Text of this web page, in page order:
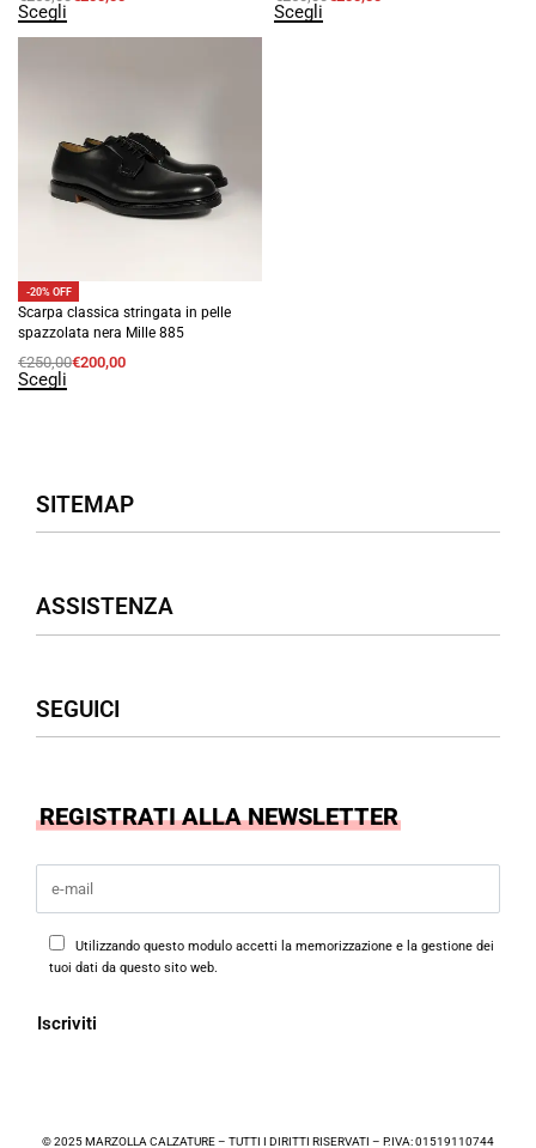
Scegli Scegli
-20% OFF
Scarpa classica stringata in pelle
spazzolata nera Mille 885
€250,00€200,00
Scegli
SITEMAP
Donna
Borse
ASSISTENZA
Termini & Condizioni
SEGUICI
Instagram
REGISTRATI ALLA NEWSLETTER
Utilizzando questo modulo accetti la memorizzazione e la gestione dei
tuoi dati da questo sito web.
© 2025 MARZOLLA CALZATURE – TUTTI I DIRITTI RISERVATI – P.IVA: 01519110744